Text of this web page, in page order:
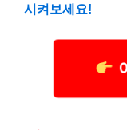
시켜보세요!